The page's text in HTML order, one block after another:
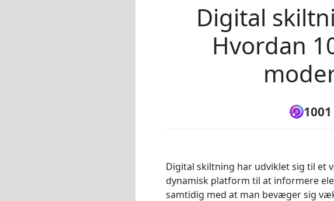
Digital
Hvordan
Digital skiltning har udviklet sig til et
dynamisk platform til at informere
samtidig med at man bevæger sig